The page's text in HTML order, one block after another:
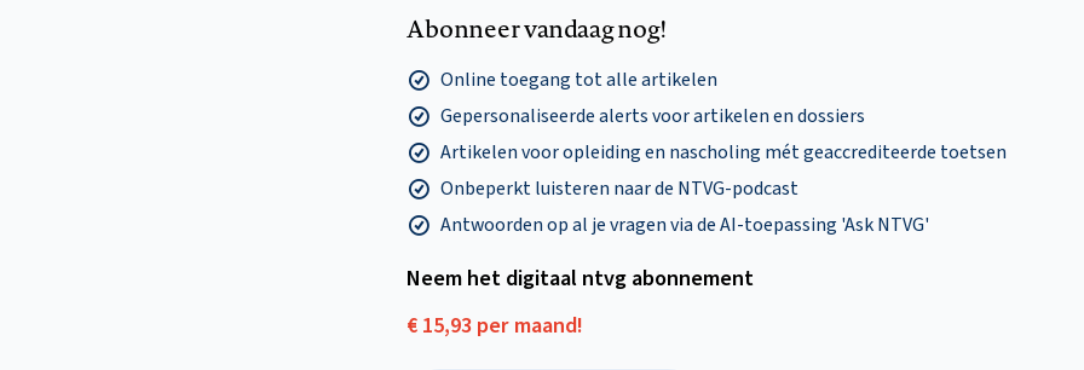
Abonneer vandaag nog!
Online toegang tot alle artikelen
Gepersonaliseerde alerts voor artikelen en dossiers
Artikelen voor opleiding en nascholing mét geaccrediteerde toetsen
Onbeperkt luisteren naar de NTVG-podcast
Antwoorden op al je vragen via de AI-toepassing 'Ask NTVG'
Neem het digitaal ntvg abonnement
€ 15,93 per maand!